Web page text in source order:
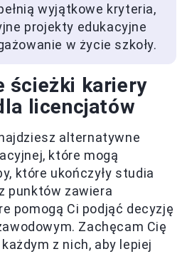
wyjątkowe kryteria,
projekty edukacyjne
w życie szkoły.
ścieżki kariery
licencjatów
alternatywne
które mogą
które ukończyły studia
punktów zawiera
pomogą Ci podjąć decyzję
Zachęcam Cię
z nich, aby lepiej